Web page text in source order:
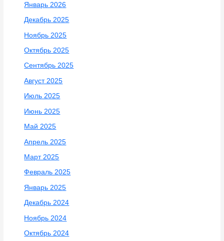
Январь 2026
Декабрь 2025
Ноябрь 2025
Октябрь 2025
Сентябрь 2025
Август 2025
Июль 2025
Июнь 2025
Май 2025
Апрель 2025
Март 2025
Февраль 2025
Январь 2025
Декабрь 2024
Ноябрь 2024
Октябрь 2024